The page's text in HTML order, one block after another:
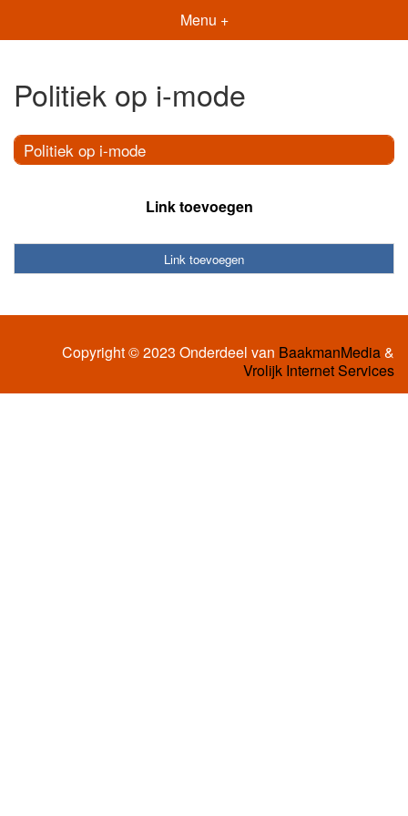
Menu +
Politiek op i-mode
Politiek op i-mode
Link toevoegen
Link toevoegen
Copyright © 2023 Onderdeel van BaakmanMedia&
Vrolijk Internet Services